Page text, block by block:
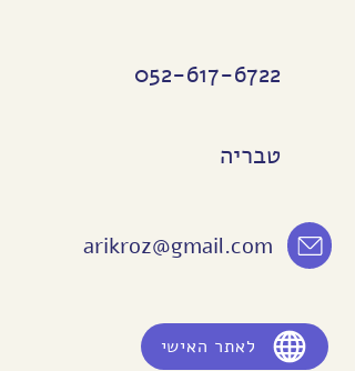
052-617-6722
טבריה
arikroz@gmail.com
לאתר האישי